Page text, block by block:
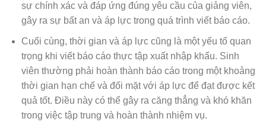
sự chính xác và đáp ứng đúng yêu cầu của giảng viên,
gây ra sự bất an và áp lực trong quá trình viết báo cáo.
Cuối cùng, thời gian và áp lực cũng là một yếu tố quan
trọng khi viết báo cáo thực tập xuất nhập khẩu. Sinh
viên thường phải hoàn thành báo cáo trong một khoảng
thời gian hạn chế và đối mặt với áp lực để đạt được kết
quả tốt. Điều này có thể gây ra căng thẳng và khó khăn
trong việc tập trung và hoàn thành nhiệm vụ.